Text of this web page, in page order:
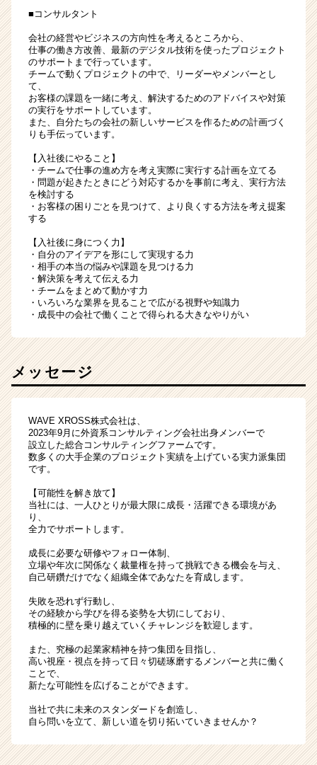
■コンサルタント
会社の経営やビジネスの方向性を考えるところから、
仕事の働き方改善、最新のデジタル技術を使ったプロジェクト
のサポートまで行っています。
チームで動くプロジェクトの中で、リーダーやメンバーとし
て、
お客様の課題を一緒に考え、解決するためのアドバイスや対策
の実行をサポートしています。
また、自分たちの会社の新しいサービスを作るための計画づく
りも手伝っています。
【入社後にやること】
・チームで仕事の進め方を考え実際に実行する計画を立てる
・問題が起きたときにどう対応するかを事前に考え、実行方法
を検討する
・お客様の困りごとを見つけて、より良くする方法を考え提案
する
【入社後に身につく力】
・自分のアイデアを形にして実現する力
・相手の本当の悩みや課題を見つける力
・解決策を考えて伝える力
・チームをまとめて動かす力
・いろいろな業界を見ることで広がる視野や知識力
・成長中の会社で働くことで得られる大きなやりがい
メッセージ
WAVE XROSS株式会社は、
2023年9月に外資系コンサルティング会社出身メンバーで
設立した総合コンサルティングファームです。
数多くの大手企業のプロジェクト実績を上げている実力派集団
です。
【可能性を解き放て】
当社には、一人ひとりが最大限に成長・活躍できる環境があ
り、
全力でサポートします。
成長に必要な研修やフォロー体制、
立場や年次に関係なく裁量権を持って挑戦できる機会を与え、
自己研鑽だけでなく組織全体であなたを育成します。
失敗を恐れず行動し、
その経験から学びを得る姿勢を大切にしており、
積極的に壁を乗り越えていくチャレンジを歓迎します。
また、究極の起業家精神を持つ集団を目指し、
高い視座・視点を持って日々切磋琢磨するメンバーと共に働く
ことで、
新たな可能性を広げることができます。
当社で共に未来のスタンダードを創造し、
自ら問いを立て、新しい道を切り拓いていきませんか？